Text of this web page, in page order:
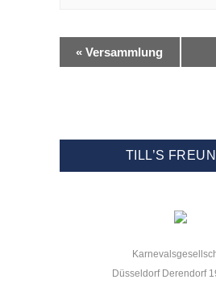
« Versammlung
TILL’S
Düsseldorf Derendorf